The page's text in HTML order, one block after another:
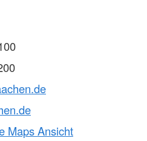
Maps Ansicht